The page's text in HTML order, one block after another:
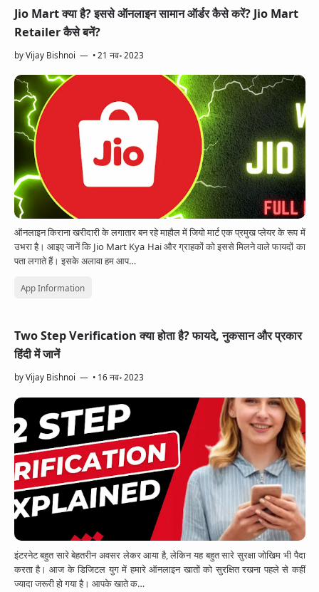
Jio Mart क्या है? इससे ऑनलाइन सामान ऑर्डर कैसे करें? Jio Mart
Retailer कैसे बनें?
byVijay Bishnoi •21 नव॰ 2023
ऑनलाइन किराना खरीदारी के लगातार बन रहे माहौल में जियो मार्ट एक प्रमुख प्लेयर के रूप में
उभरा है। आइए जानें कि Jio Mart Kya Hai और ग्राहकों को इससे मिलने वाले फायदों का
पता लगाते हैं। इसके अलावा हम आप…
App Information
Two Step Verification क्या होता है? फायदे, नुकसान और प्रकार
हिंदी में जानें
byVijay Bishnoi • 16 नव॰ 2023
इंटरनेट बहुत सारे बेहतरीन अवसर लेकर आया है, लेकिन यह बहुत सारे सुरक्षा जोखिम भी पैदा
करता है। आज के डिजिटल युग में हमारे ऑनलाइन खातों को सुरक्षित रखना पहले से कहीं
ज्यादा जरूरी हो गया है। आपके खाते क…